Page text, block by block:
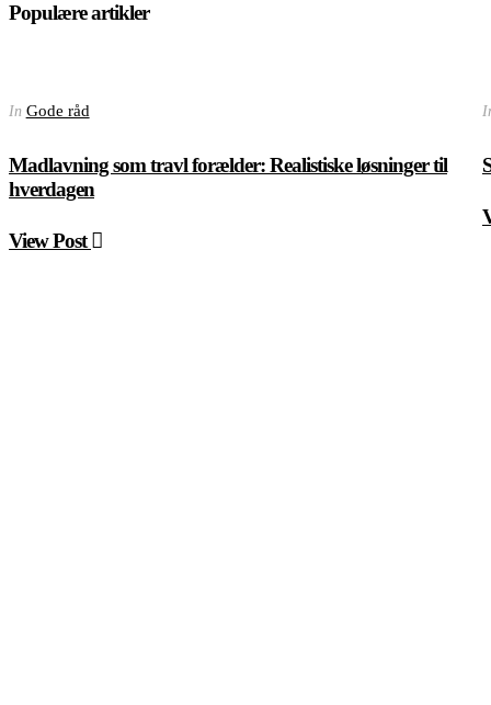
Populære artikler
In Gode råd
Madlavning som travl forælder: Realistiske løsninger til
hverdagen
View Post